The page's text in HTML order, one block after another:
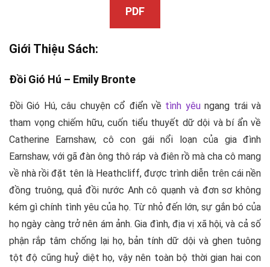
PDF
Giới Thiệu Sách:
Đồi Gió Hú – Emily Bronte
Đồi Gió Hú, câu chuyện cổ điển về tình yêungang trái và
tham vọng chiếm hữu, cuốn tiểu thuyết dữ dội và bí ẩn về
Catherine Earnshaw, cô con gái nổi loạn của gia đình
Earnshaw, với gã đàn ông thô ráp và điên rồ mà cha cô mang
về nhà rồi đặt tên là Heathcliff, được trình diễn trên cái nền
đồng truông, quả đồi nước Anh cô quạnh và đơn sơ không
kém gì chính tình yêu của họ. Từ nhỏ đến lớn, sự gắn bó của
họ ngày càng trở nên ám ảnh. Gia đình, địa vị xã hội, và cả số
phận rắp tâm chống lại họ, bản tính dữ dội và ghen tuông
tột độ cũng huỷ diệt họ, vậy nên toàn bộ thời gian hai con